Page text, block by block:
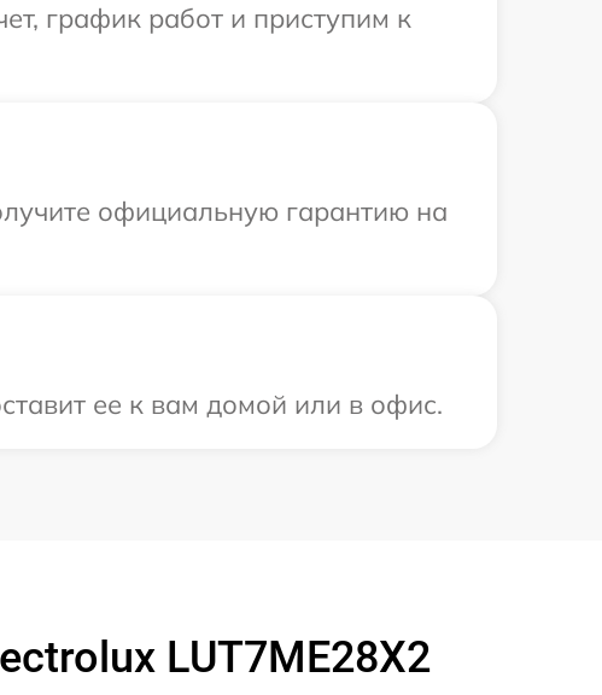
график работ и приступим к
официальную гарантию на
ее к вам домой или в офис.
LUT7ME28X2